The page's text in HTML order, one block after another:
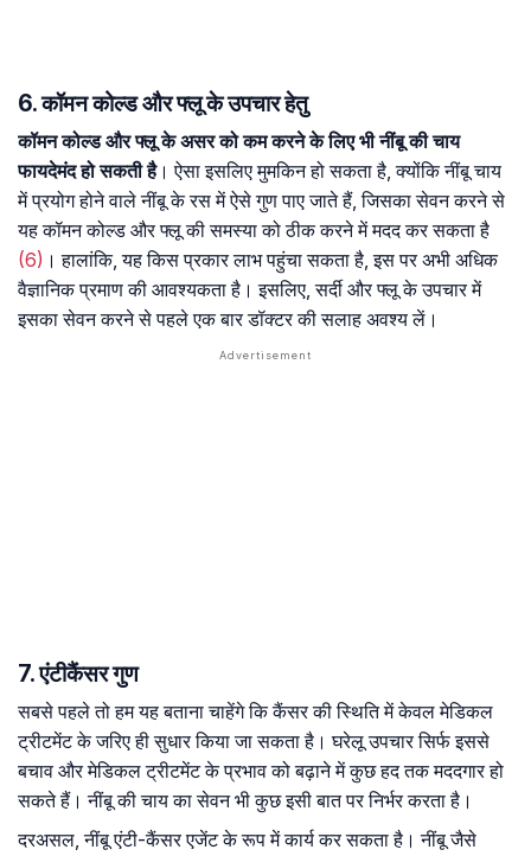
6. कॉमन कोल्ड और फ्लू के उपचार हेतु
कॉमन कोल्ड और फ्लू के असर को कम करने के लिए भी नींबू की चाय
फायदेमंद हो सकती है। ऐसा इसलिए मुमकिन हो सकता है, क्योंकि नींबू चाय
में प्रयोग होने वाले नींबू के रस में ऐसे गुण पाए जाते हैं, जिसका सेवन करने से
यह कॉमन कोल्ड और फ्लू की समस्या को ठीक करने में मदद कर सकता है
(6) । हालांकि, यह किस प्रकार लाभ पहुंचा सकता है, इस पर अभी अधिक
वैज्ञानिक प्रमाण की आवश्यकता है। इसलिए, सर्दी और फ्लू के उपचार में
इसका सेवन करने से पहले एक बार डॉक्टर की सलाह अवश्य लें।
7. एंटीकैंसर गुण
सबसे पहले तो हम यह बताना चाहेंगे कि कैंसर की स्थिति में केवल मेडिकल
ट्रीटमेंट के जरिए ही सुधार किया जा सकता है। घरेलू उपचार सिर्फ इससे
बचाव और मेडिकल ट्रीटमेंट के प्रभाव को बढ़ाने में कुछ हद तक मददगार हो
सकते हैं। नींबू की चाय का सेवन भी कुछ इसी बात पर निर्भर करता है।
दरअसल, नींबू एंटी-कैंसर एजेंट के रूप में कार्य कर सकता है। नींबू जैसे